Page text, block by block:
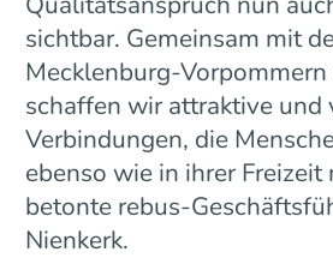
sichtbar. Gemeinsam mit
Mecklenburg-
schaffen wir attraktive und
Verbindungen, die
ebenso wie in ihrer Freizeit
betonte rebus-
Nienkerk.